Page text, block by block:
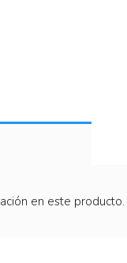
en este producto.